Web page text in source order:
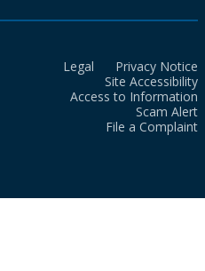
Legal
Privacy Notice
Site Accessibility
Access to Information
Scam Alert
File a Complaint